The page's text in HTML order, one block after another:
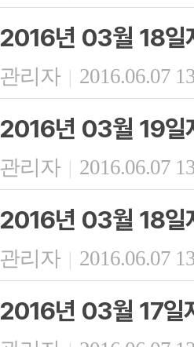
2016년 03월 18일
관리자 | 2016.06.07
2016년 03월 19일
관리자 | 2016.06.07
2016년 03월 18일
관리자 | 2016.06.07
2016년 03월 17일